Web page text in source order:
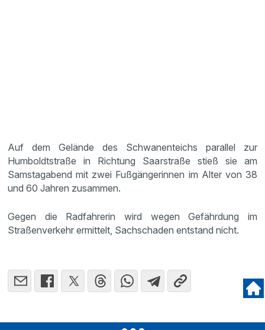
Auf dem Gelände des Schwanenteichs parallel zur
Humboldtstraße in Richtung Saarstraße stieß sie am
Samstagabend mit zwei Fußgängerinnen im Alter von 38
und 60 Jahren zusammen.
Gegen die Radfahrerin wird wegen Gefährdung im
Straßenverkehr ermittelt, Sachschaden entstand nicht.